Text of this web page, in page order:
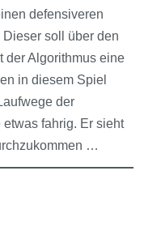
defensiveren
soll über den
der Algorithmus eine
in diesem Spiel
der
fahrig. Er sieht
…